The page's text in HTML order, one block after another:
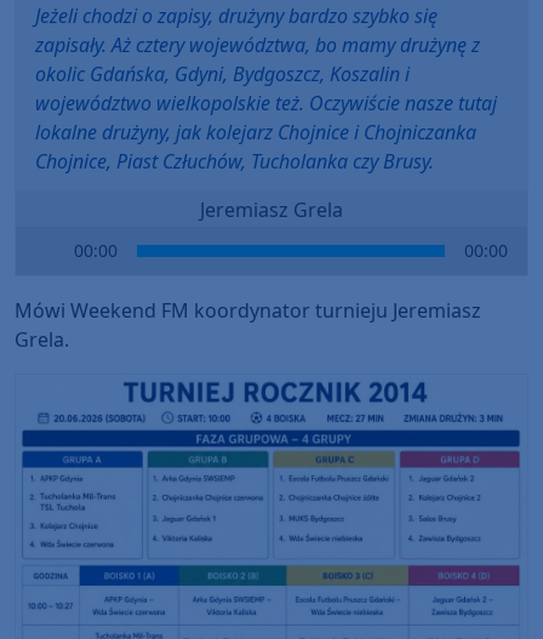
Jeżeli chodzi o zapisy, drużyny bardzo szybko się
zapisały. Aż cztery województwa, bo mamy drużynę z
okolic Gdańska, Gdyni, Bydgoszcz, Koszalin i
województwo wielkopolskie też. Oczywiście nasze tutaj
lokalne drużyny, jak kolejarz Chojnice i Chojniczanka
Chojnice, Piast Człuchów, Tucholanka czy Brusy.
Jeremiasz Grela
00:00 00:00
Mówi Weekend FM koordynator turnieju Jeremiasz
Grela.